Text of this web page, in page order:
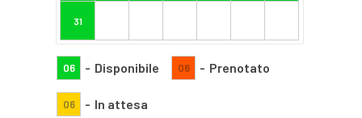
31
06 - Disponibile 06 - Prenotato
06 - In attesa